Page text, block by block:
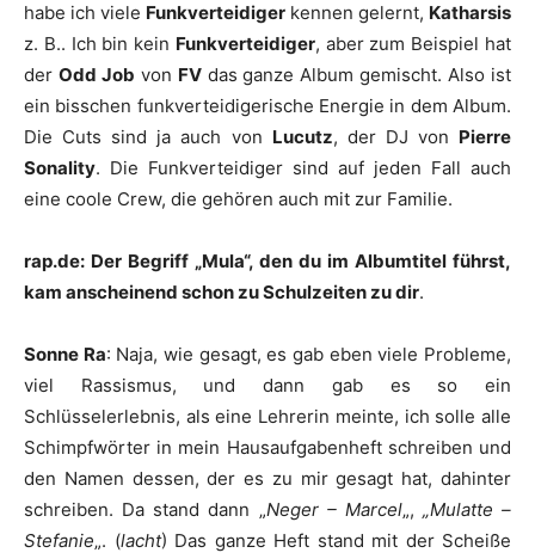
habe ich viele Funkverteidiger kennen gelernt, Katharsis
z. B.. Ich bin kein Funkverteidiger, aber zum Beispiel hat
der Odd Job von FVdas ganze Album gemischt. Also ist
ein bisschen funkverteidigerische Energie in dem Album.
Die Cuts sind ja auch von Lucutz, der DJ von Pierre
Sonality. Die Funkverteidiger sind auf jeden Fall auch
eine coole Crew, die gehören auch mit zur Familie.
rap.de: Der Begriff „Mula“, den du im Albumtitel führst,
kam anscheinend schon zu Schulzeiten zu dir.
Sonne Ra: Naja, wie gesagt, es gab eben viele Probleme,
viel Rassismus, und dann gab es so ein
Schlüsselerlebnis, als eine Lehrerin meinte, ich solle alle
Schimpfwörter in mein Hausaufgabenheft schreiben und
den Namen dessen, der es zu mir gesagt hat, dahinter
schreiben. Da stand dann „Neger – Marcel„, „Mulatte –
Stefanie„. (lacht) Das ganze Heft stand mit der Scheiße